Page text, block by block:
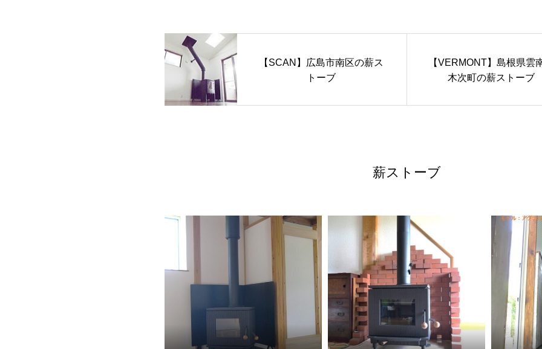
【SCAN】広島市南区の薪ス
トーブ
【VERMONT】島根県雲
木次町の薪ストーブ
薪ストーブ